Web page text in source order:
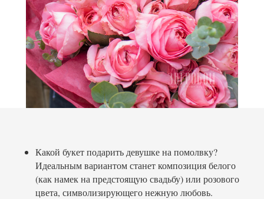
Какой букет подарить девушке на помолвку?
Идеальным вариантом станет композиция белого
(как намек на предстоящую свадьбу) или розового
цвета, символизирующего нежную любовь.